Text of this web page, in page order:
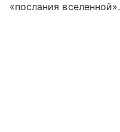
«послания вселенной».